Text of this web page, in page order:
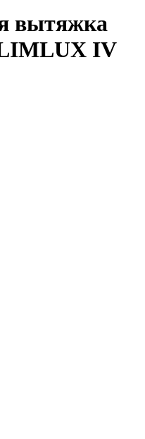
вытяжка
IV